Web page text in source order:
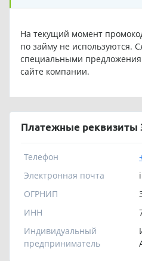
На текущий момент
по займу не используются.
специальными
сайте компании.
Платежные реквизиты
Телефон
Электронная почта
ОГРНИП
ИНН
Индивидуальный
предприниматель